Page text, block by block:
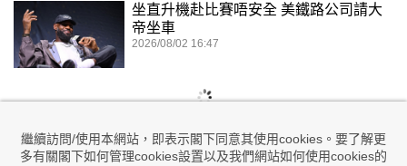
繼續訪問/使用本網站，即表示閣下同意其使用cookies。要了解更
多有關閣下如何管理cookies設置以及我們網站如何使用cookies的
坐直升機赴比賽唔安全 美鐵路公司請大
帝坐車
2026/08/02 16:47